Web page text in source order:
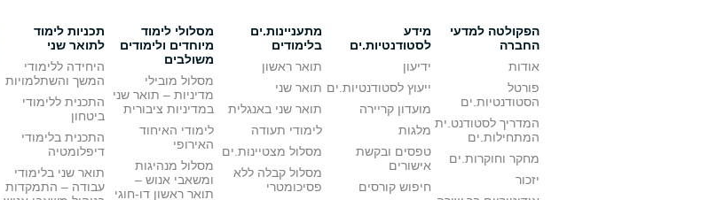
הפקולטה למדעי
החברה
אודות
פורטל
הסטודנטיות.ים
המדריך לסטודנט.ית
המתחילות.ים
מחקר וחוקרות.ים
יזכור
מידע
לסטודנטיות.ים
ידיעון
ייעוץ לסטודנטיות.ים
מועדון קריירה
מלגות
טפסים ובקשת
אישורים
חיפוש קורסים
מתעניינות.ים
בלימודים
תואר ראשון
תואר שני
תואר שני באנגלית
לימודי תעודה
מסלול מצטיינות.ים
מסלול קבלה ללא
פסיכומטרי
מסלולי לימוד
מיוחדים ולימודים
משולבים
מסלול מובילי
מדיניות – תואר שני
במדיניות ציבורית
לימודי האיחוד
האירופי
מסלול מנהיגות
ומשאבי אנוש –
תואר ראשון דו-חוגי
תכניות לימוד
לתואר שני
היחידה ללימודי
המשך והשתלמויות
התכנית ללימודי
ביטחון
התכנית בלימודי
דיפלומטיה
תואר שני בלימודי
עבודה – התמקדות